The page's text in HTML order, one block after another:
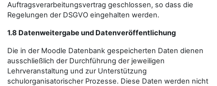
Auftragsverarbeitungsvertrag geschlossen, so dass die
Regelungen der DSGVO eingehalten werden.
1.8 Datenweitergabe und Datenveröffentlichung
Die in der Moodle Datenbank gespeicherten Daten dienen
ausschließlich der Durchführung der jeweiligen
Lehrveranstaltung und zur Unterstützung
schulorganisatorischer Prozesse. Diese Daten werden nicht